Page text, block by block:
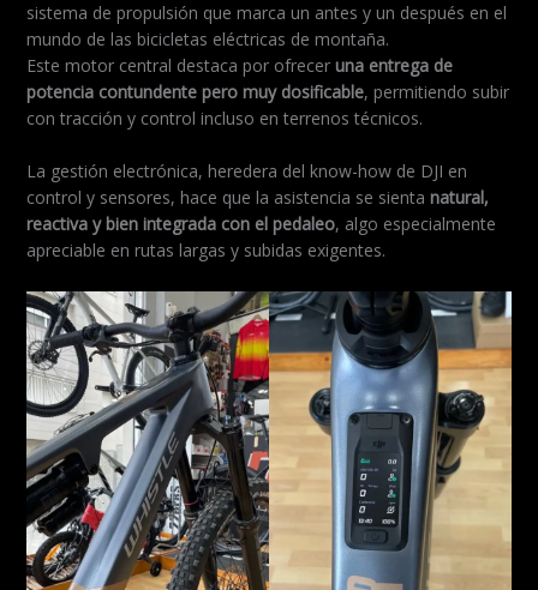
sistema de propulsión que marca un antes y un después en el
mundo de las bicicletas eléctricas de montaña.
Este motor central destaca por ofrecer una entrega de
potencia contundente pero muy dosificable, permitiendo subir
con tracción y control incluso en terrenos técnicos.
La gestión electrónica, heredera del know-how de DJI en
control y sensores, hace que la asistencia se sienta natural,
reactiva y bien integrada con el pedaleo, algo especialmente
apreciable en rutas largas y subidas exigentes.